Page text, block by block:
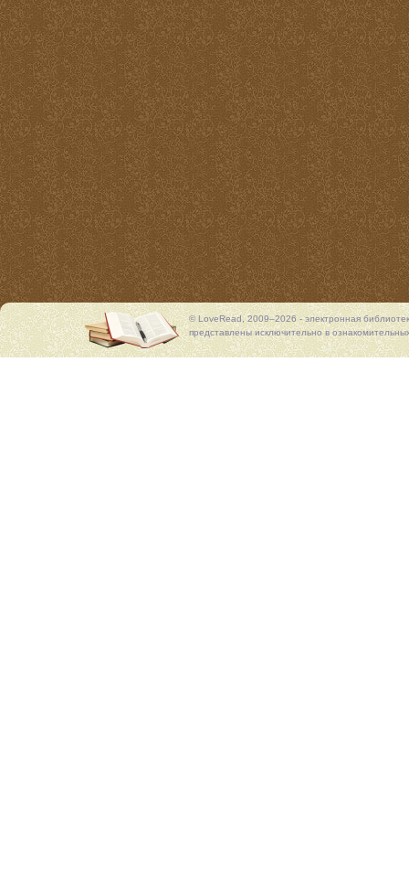
© LoveRead, 2009–2026 - электронная
представлены исключительно в